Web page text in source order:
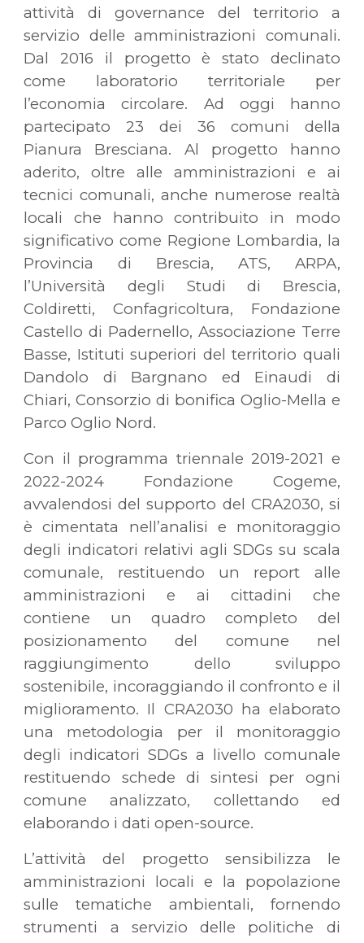
attività di governance del territorio a
servizio delle amministrazioni comunali.
Dal 2016 il progetto è stato declinato
come laboratorio territoriale per
l’economia circolare. Ad oggi hanno
partecipato 23 dei 36 comuni della
Pianura Bresciana. Al progetto hanno
aderito, oltre alle amministrazioni e ai
tecnici comunali, anche numerose realtà
locali che hanno contribuito in modo
significativo come Regione Lombardia, la
Provincia di Brescia, ATS, ARPA,
l’Università degli Studi di Brescia,
Coldiretti, Confagricoltura, Fondazione
Castello di Padernello, Associazione Terre
Basse, Istituti superiori del territorio quali
Dandolo di Bargnano ed Einaudi di
Chiari, Consorzio di bonifica Oglio-Mella e
Parco Oglio Nord.
Con il programma triennale 2019-2021 e
2022-2024 Fondazione Cogeme,
avvalendosi del supporto del CRA2030, si
è cimentata nell’analisi e monitoraggio
degli indicatori relativi agli SDGs su scala
comunale, restituendo un report alle
amministrazioni e ai cittadini che
contiene un quadro completo del
posizionamento del comune nel
raggiungimento dello sviluppo
sostenibile, incoraggiando il confronto e il
miglioramento. Il CRA2030 ha elaborato
una metodologia per il monitoraggio
degli indicatori SDGs a livello comunale
restituendo schede di sintesi per ogni
comune analizzato, collettando ed
elaborando i dati open-source.
L’attività del progetto sensibilizza le
amministrazioni locali e la popolazione
sulle tematiche ambientali, fornendo
strumenti a servizio delle politiche di